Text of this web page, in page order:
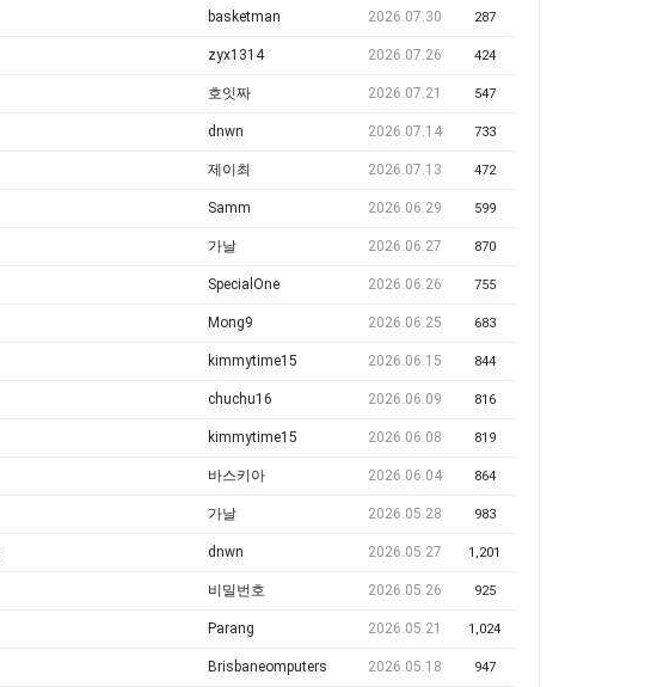
basketman 2026.07.30 287
zyx1314 2026.07.26 424
호잇짜 2026.07.21 547
dnwn 2026.07.14 733
제이최 2026.07.13 472
Samm 2026.06.29 599
가날 2026.06.27 870
SpecialOne 2026.06.26 755
Mong9 2026.06.25 683
kimmytime15 2026.06.15 844
chuchu16 2026.06.09 816
kimmytime15 2026.06.08 819
바스키아 2026.06.04 864
가날 2026.05.28 983
dnwn 2026.05.27 1,201
비밀번호 2026.05.26 925
Parang 2026.05.21 1,024
Brisbaneomputers 2026.05.18 947